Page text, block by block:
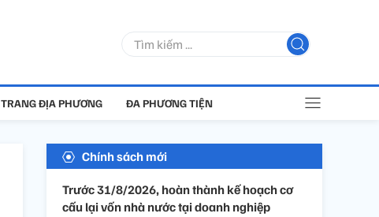
TRANG ĐỊA PHƯƠNG ĐA PHƯƠNG TIỆN
Chính sách mới
Trước 31/8/2026, hoàn thành kế hoạch cơ
cấu lại vốn nhà nước tại doanh nghiệp